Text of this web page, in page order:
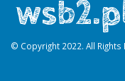
© Copyright 2022. All Rights